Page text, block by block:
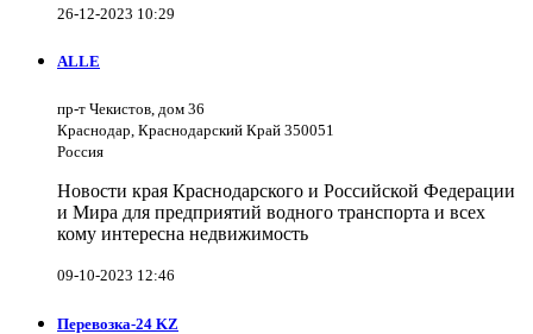
26-12-2023 10:29
ALLE
пр-т Чекистов, дом 36
Краснодар, Краснодарский Край 350051
Россия
Новости края Краснодарского и Российской Федерации
и Мира для предприятий водного транспорта и всех
кому интересна недвижимость
09-10-2023 12:46
Перевозка-24 KZ